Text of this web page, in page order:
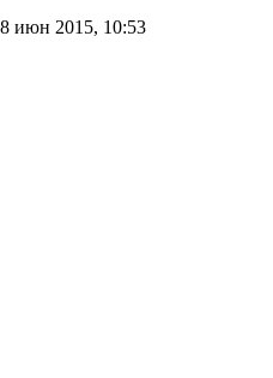
июн 2015, 10:53